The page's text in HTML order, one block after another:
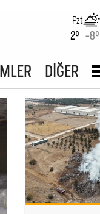
Pzt
2° -8°
DİĞER